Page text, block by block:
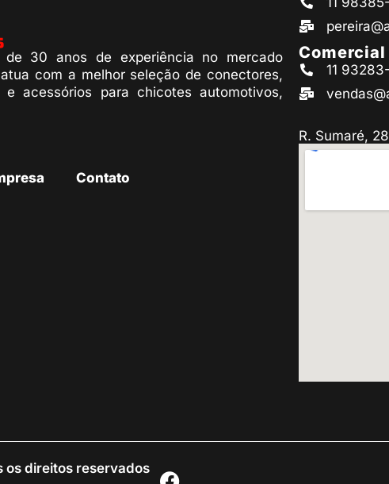
30 anos de experiência no mercado
com a melhor seleção de conectores,
acessórios para chicotes automotivos,
Contato
11
R. Sumaré,
direitos reservados